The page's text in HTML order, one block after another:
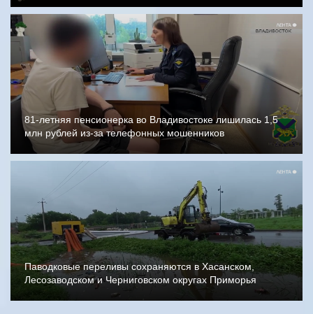
81-летняя пенсионерка во Владивостоке лишилась 1,5
млн рублей из-за телефонных мошенников
Паводковые переливы сохраняются в Хасанском,
Лесозаводском и Черниговском округах Приморья